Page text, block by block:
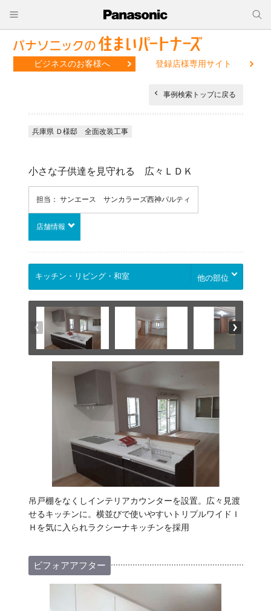
ビジネスのお客様へ 登録店様専用サイト
事例検索トップに戻る
兵庫県 Ｄ様邸 全面改装工事
小さな子供達を見守れる 広々ＬＤＫ
担当： サンエース サンカラーズ西神パルティ
店舗情報
他の部位
吊戸棚をなくしインテリアカウンターを設置。広々見渡
せるキッチンに。横並びで使いやすいトリプルワイドＩ
Ｈを気に入られラクシーナキッチンを採用
ビフォアアフター